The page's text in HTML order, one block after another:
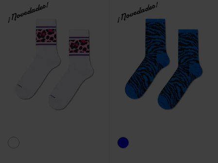
¡Novedades! ¡Novedades!